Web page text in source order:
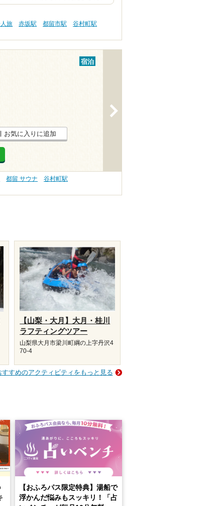
旅 赤坂駅 都留市駅
谷村町駅
宿泊
お気に入りに追加
都留 サウナ
谷村町駅
【山梨・大月】大月・桂川
ラフティングツアー
山梨県大月市梁川町綱の上字丹沢4
70-4
すすめのアクティビティをもっと見る
【おふろパス限定特典】湯船で
浮かんだ悩みもスッキリ！「占